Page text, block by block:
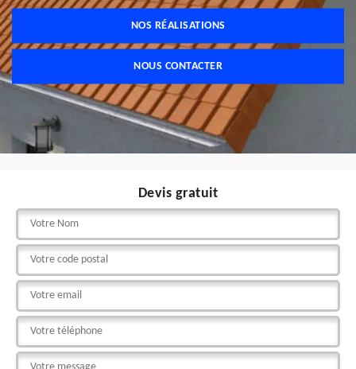
NOS RÉALISATIONS
NOUS CONTACTER
Devis gratuit